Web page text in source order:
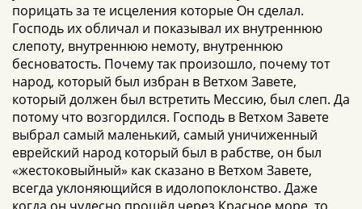
порицать за те исцеления которые Он сделал.
Господь их обличал и показывал их внутреннюю
слепоту, внутреннюю немоту, внутреннюю
бесноватость. Почему так произошло, почему тот
народ, который был избран в Ветхом Завете,
который должен был встретить Мессию, был слеп. Да
потому что возгордился. Господь в Ветхом Завете
выбрал самый маленький, самый уничиженный
еврейский народ который был в рабстве, он был
«жестоковыйный» как сказано в Ветхом Завете,
всегда уклоняющийся в идолопоклонство. Даже